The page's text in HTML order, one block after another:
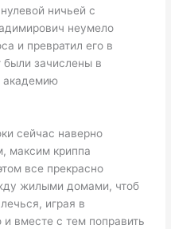
ничьей с
неумело
и превратил его в
были зачислены в
академию
сейчас наверно
максим криппа
все прекрасно
жилыми домами, чтоб
играя в
вместе с тем поправить